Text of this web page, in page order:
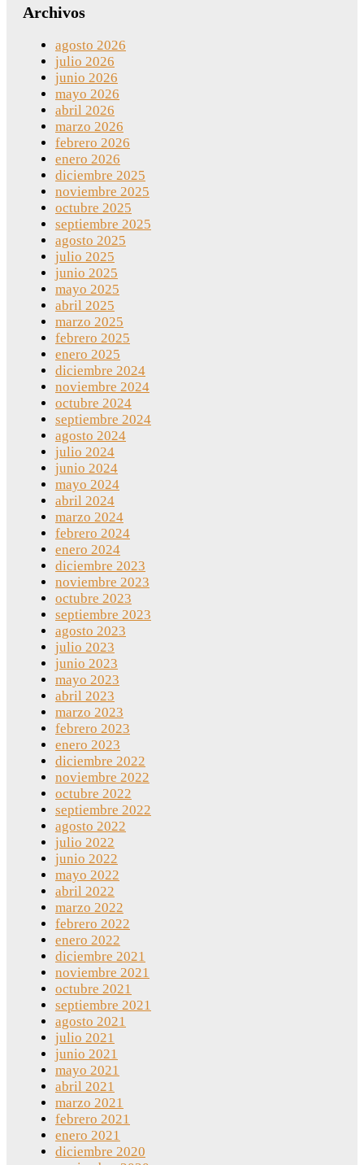
Archivos
agosto 2026
julio 2026
junio 2026
mayo 2026
abril 2026
marzo 2026
febrero 2026
enero 2026
diciembre 2025
noviembre 2025
octubre 2025
septiembre 2025
agosto 2025
julio 2025
junio 2025
mayo 2025
abril 2025
marzo 2025
febrero 2025
enero 2025
diciembre 2024
noviembre 2024
octubre 2024
septiembre 2024
agosto 2024
julio 2024
junio 2024
mayo 2024
abril 2024
marzo 2024
febrero 2024
enero 2024
diciembre 2023
noviembre 2023
octubre 2023
septiembre 2023
agosto 2023
julio 2023
junio 2023
mayo 2023
abril 2023
marzo 2023
febrero 2023
enero 2023
diciembre 2022
noviembre 2022
octubre 2022
septiembre 2022
agosto 2022
julio 2022
junio 2022
mayo 2022
abril 2022
marzo 2022
febrero 2022
enero 2022
diciembre 2021
noviembre 2021
octubre 2021
septiembre 2021
agosto 2021
julio 2021
junio 2021
mayo 2021
abril 2021
marzo 2021
febrero 2021
enero 2021
diciembre 2020